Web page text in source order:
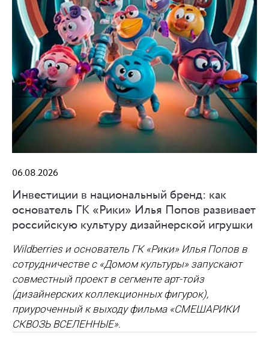
06.08.2026
Инвестиции в национальный бренд: как
основатель ГК «Рики» Илья Попов развивает
российскую культуру дизайнерской игрушки
Wildberries и основатель ГК «Рики» Илья Попов в
сотрудничестве с «Домом культуры» запускают
совместный проект в сегменте арт-тойз
(дизайнерских коллекционных фигурок),
приуроченный к выходу фильма «СМЕШАРИКИ
СКВОЗЬ ВСЕЛЕННЫЕ».